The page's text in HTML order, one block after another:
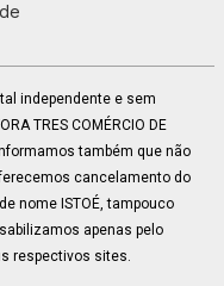
independente e sem
TRES COMÉRCIO DE
também que não
cancelamento do
nome ISTOÉ, tampouco
apenas pelo
respectivos sites.